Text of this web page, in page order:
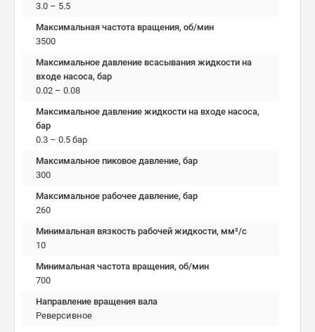
3.0 – 5.5
Максимальная частота вращения, об/мин
3500
Максимальное давление всасывания жидкости на
входе насоса, бар
0.02 – 0.08
Максимальное давление жидкости на входе насоса,
бар
0.3 – 0.5 бар
Максимальное пиковое давление, бар
300
Максимальное рабочее давление, бар
260
Минимальная вязкость рабочей жидкости, мм²/c
10
Минимальная частота вращения, об/мин
700
Направление вращения вала
Реверсивное